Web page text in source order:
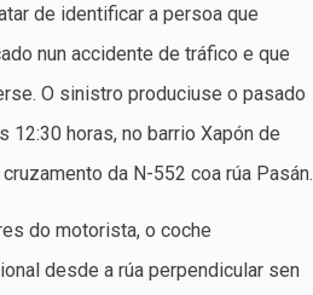
de identificar a persoa que
nun accidente de tráfico e que
O sinistro produciuse o pasado
12:30 horas, no barrio Xapón de
da N-552 coa rúa Pasán.
do motorista, o coche
desde a rúa perpendicular sen